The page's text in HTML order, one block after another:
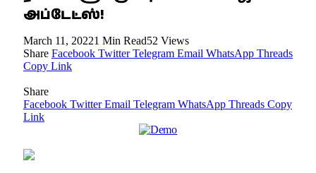
அப்டேட்ஸ்!
March 11, 20221 Min Read52 Views
Share Facebook Twitter Telegram Email WhatsApp Threads
Copy Link
Share
Facebook Twitter Email Telegram WhatsApp Threads Copy
Link